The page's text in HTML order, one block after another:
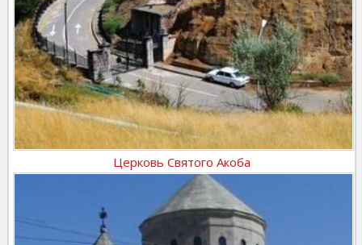
Церковь Святого Акоба